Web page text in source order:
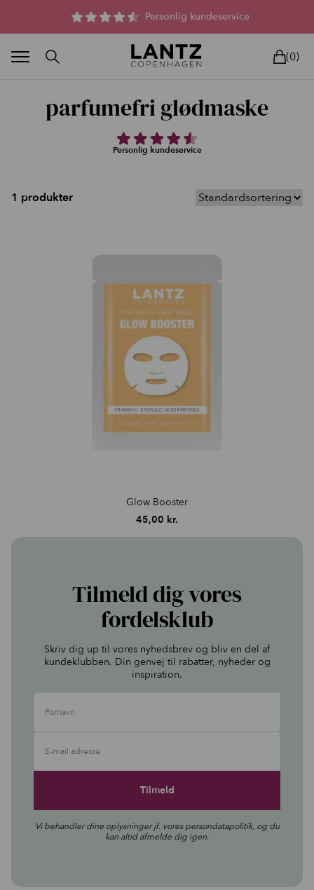
Personlig kundeservice
Parfumefri dansk hudpleje, og lysterapi til huden
(0)
parfumefri glødmaske
Personlig kundeservice
1 produkter
Glow Booster
45,00 kr.
Tilmeld dig vores
fordelsklub
Skriv dig up til vores nyhedsbrev og bliv en del af
kundeklubben. Din genvej til rabatter, nyheder og
inspiration.
Fornavn
E-mail adresse
Vi behandler dine oplysninger jf. vorespersondatapolitik, og du
kan altid afmelde dig igen.